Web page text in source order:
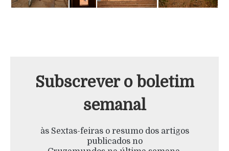
Subscrever o boletim
semanal
às Sextas-feiras o resumo dos artigos
publicados no